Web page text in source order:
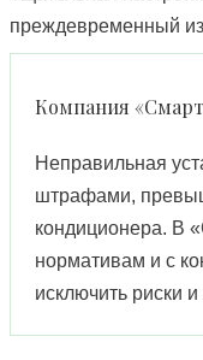
преждевременный
Компания
Неправильная
штрафами,
кондиционера. В
нормативам и с
исключить риски